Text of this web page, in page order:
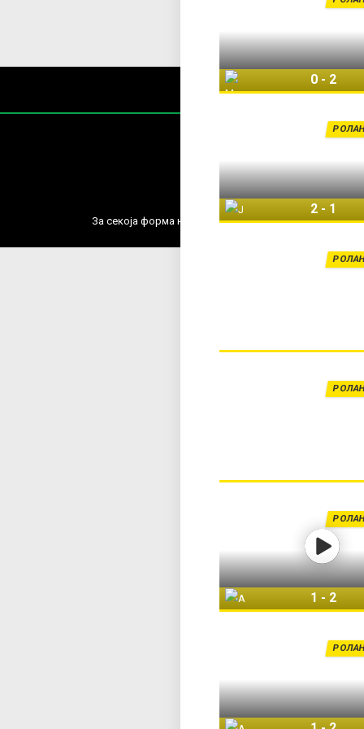
0- 2
2- 1
1 - 2
За секоја форма на распространување,